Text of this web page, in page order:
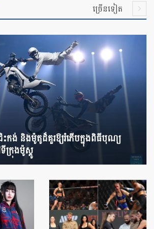
ច្រើនទៀត
ះកង់ និងម៉ូតូដ៏គួរឱ្យរំភើបក្នុងពិធីបុណ្យ
ក្រុងម៉ូស្គូ